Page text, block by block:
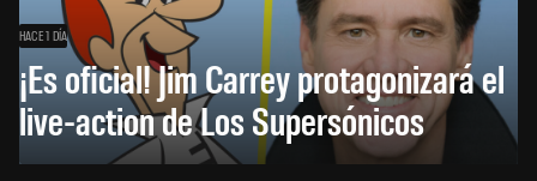
HACE 1 DÍA
¡Es oficial! Jim Carrey protagonizará el
live-action de Los Supersónicos